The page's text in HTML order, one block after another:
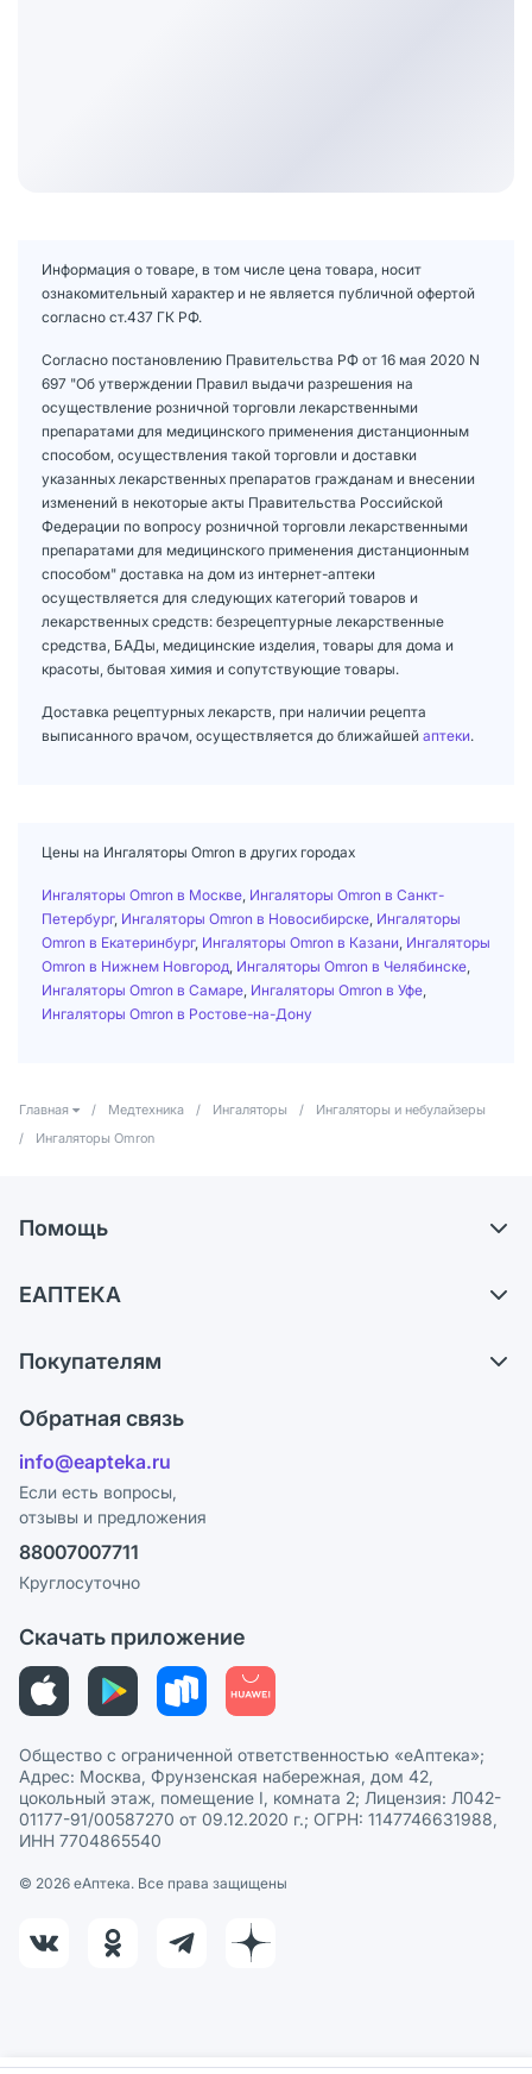
Информация о товаре, в том числе цена товара, носит
ознакомительный характер и не является публичной офертой
согласно ст.437 ГК РФ.
Согласно постановлению Правительства РФ от 16 мая 2020 N
697 "Об утверждении Правил выдачи разрешения на
осуществление розничной торговли лекарственными
препаратами для медицинского применения дистанционным
способом, осуществления такой торговли и доставки
указанных лекарственных препаратов гражданам и внесении
изменений в некоторые акты Правительства Российской
Федерации по вопросу розничной торговли лекарственными
препаратами для медицинского применения дистанционным
способом" доставка на дом из интернет-аптеки
осуществляется для следующих категорий товаров и
лекарственных средств: безрецептурные лекарственные
средства, БАДы, медицинские изделия, товары для дома и
красоты, бытовая химия и сопутствующие товары.
Доставка рецептурных лекарств, при наличии рецепта
выписанного врачом, осуществляется до ближайшей аптеки.
Цены на Ингаляторы Omron в других городах
Ингаляторы Omron в Москве Ингаляторы Omron в Санкт-
Петербург, Ингаляторы Omron в Новосибирске Ингаляторы
Omron в Екатеринбург, Ингаляторы Omron в Казани Ингаляторы
Omron в Нижнем Новгород Ингаляторы Omron в Челябинске
Ингаляторы Omron в Самаре Ингаляторы Omron в Уфе
Ингаляторы Omron в Ростове-на-Дону
Главная / Медтехника / Ингаляторы /
Ингаляторы и небулайзеры
/
Ингаляторы Omron
Помощь
Самовывоз из аптек
Ответы на вопросы
Блог
ЕАПТЕКА
Карьера
Поставщики
Лицензия
Реклама на сайте
Ваши товары на ЕАПТЕКЕ
Покупателям
Программа СберСпасибо
Политика конфиденциальности
Пользовательское соглашение
Политика рекомендаций
Этика и соответствие
Политика в отношении обработки персональных данных
Обратная связь
info@eapteka.ru
Если есть вопросы,
отзывы и предложения
88007007711
Круглосуточно
Скачать приложение
Общество с ограниченной ответственностью «еАптека»;
Адрес: Москва, Фрунзенская набережная, дом 42,
цокольный этаж, помещение I, комната 2; Лицензия: Л042-
01177-91/00587270 от 09.12.2020 г.; ОГРН: 1147746631988,
ИНН 7704865540
© 2026 eАптека. Все права защищены